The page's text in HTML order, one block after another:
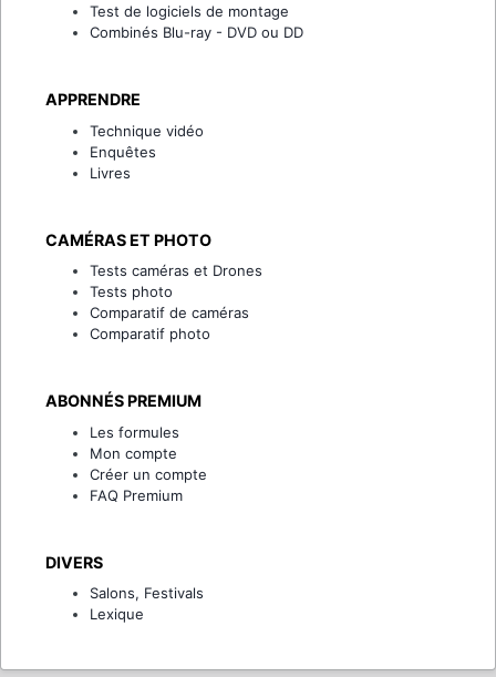
Test de logiciels de montage
Combinés Blu-ray - DVD ou DD
APPRENDRE
Technique vidéo
Enquêtes
Livres
CAMÉRAS ET PHOTO
Tests caméras et Drones
Tests photo
Comparatif de caméras
Comparatif photo
ABONNÉS PREMIUM
Les formules
Mon compte
Créer un compte
FAQ Premium
DIVERS
Salons, Festivals
Lexique